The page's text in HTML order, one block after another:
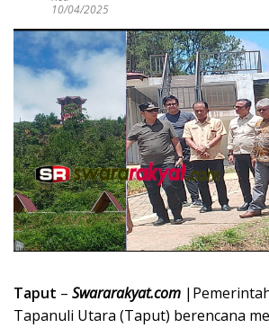
10/04/2025
Taput – Swararakyat.com
Tapanuli Utara (Taput) berencana